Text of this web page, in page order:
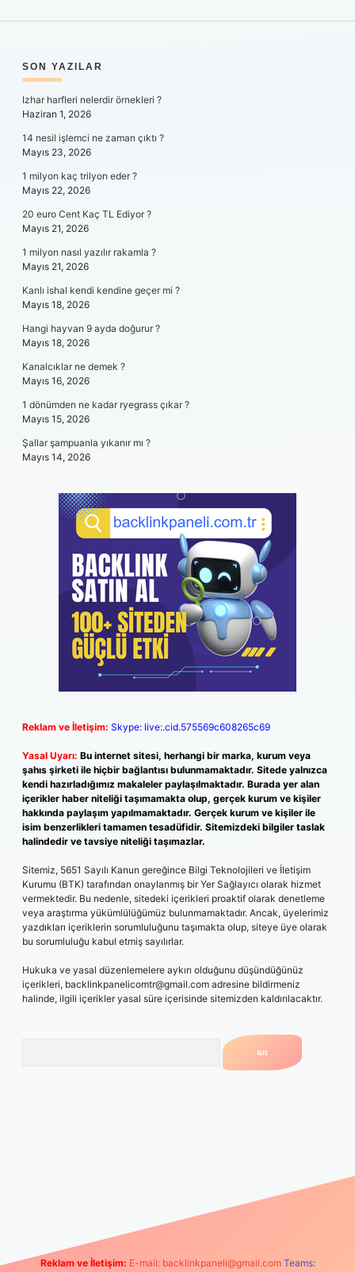
SIDEBAR
SON YAZILAR
Izhar harfleri nelerdir örnekleri ?
Haziran 1, 2026
14 nesil işlemci ne zaman çıktı ?
Mayıs 23, 2026
1 milyon kaç trilyon eder ?
Mayıs 22, 2026
20 euro Cent Kaç TL Ediyor ?
Mayıs 21, 2026
1 milyon nasıl yazılır rakamla ?
Mayıs 21, 2026
Kanlı ishal kendi kendine geçer mi ?
Mayıs 18, 2026
Hangi hayvan 9 ayda doğurur ?
Mayıs 18, 2026
Kanalcıklar ne demek ?
Mayıs 16, 2026
1 dönümden ne kadar ryegrass çıkar ?
Mayıs 15, 2026
Şallar şampuanla yıkanır mı ?
Mayıs 14, 2026
Reklam ve İletişim: Skype: live:.cid.575569c608265c69
Yasal Uyarı: Bu internet sitesi, herhangi bir marka, kurum veya
şahıs şirketi ile hiçbir bağlantısı bulunmamaktadır. Sitede yalnızca
kendi hazırladığımız makaleler paylaşılmaktadır. Burada yer alan
içerikler haber niteliği taşımamakta olup, gerçek kurum ve kişiler
hakkında paylaşım yapılmamaktadır. Gerçek kurum ve kişiler ile
isim benzerlikleri tamamen tesadüfidir. Sitemizdeki bilgiler taslak
halindedir ve tavsiye niteliği taşımazlar.
Sitemiz, 5651 Sayılı Kanun gereğince Bilgi Teknolojileri ve İletişim
Kurumu (BTK) tarafından onaylanmış bir Yer Sağlayıcı olarak hizmet
vermektedir. Bu nedenle, sitedeki içerikleri proaktif olarak denetleme
veya araştırma yükümlülüğümüz bulunmamaktadır. Ancak, üyelerimiz
yazdıkları içeriklerin sorumluluğunu taşımakta olup, siteye üye olarak
bu sorumluluğu kabul etmiş sayılırlar.
Hukuka ve yasal düzenlemelere aykırı olduğunu düşündüğünüz
içerikleri, backlinkpanelicomtr@gmail.com adresine bildirmeniz
halinde, ilgili içerikler yasal süre içerisinde sitemizden kaldırılacaktır.
Reklam ve İletişim: E-mail: backlinkpaneli@gmail.com Teams: